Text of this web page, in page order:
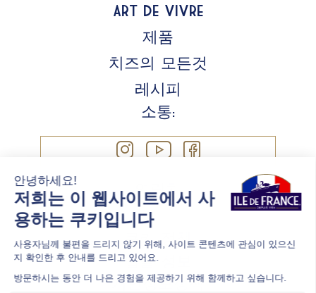
Art de Vivre
제품
치즈의 모든것
레시피
소통:
연락처
쿠키 정책
법률 정보
개인정보정책